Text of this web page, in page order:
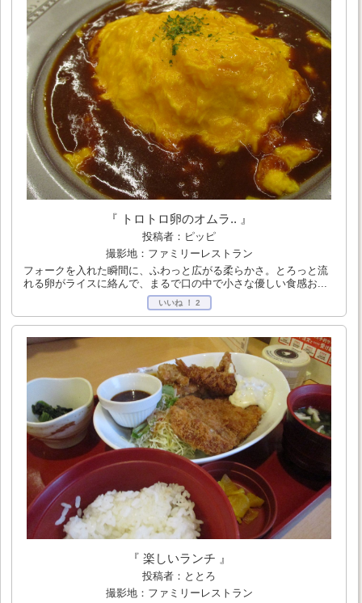
『 トロトロ卵のオムラ.. 』
投稿者：ピッピ
撮影地：ファミリーレストラン
フォークを入れた瞬間に、ふわっと広がる柔らかさ。とろっと流
れる卵がライスに絡んで、まるで口の中で小さな優しい食感お...
いいね ！ 2
『 楽しいランチ 』
投稿者：ととろ
撮影地：ファミリーレストラン